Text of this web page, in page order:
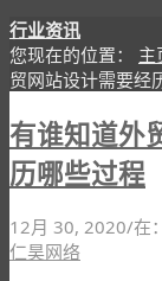
行业资讯
您现在的位置：
主
贸网站设计需要经
有谁知道外
历哪些过程
12月 30, 2020/在：
仁昊网络